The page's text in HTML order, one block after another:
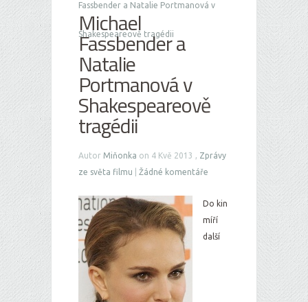
Fassbender a Natalie Portmanová v
Shakespeareově tragédii
Michael
Fassbender a
Natalie
Portmanová v
Shakespeareově
tragédii
Autor Miňonka on 4 Kvě 2013 , Zprávy
ze světa filmu
Žádné komentáře
Do kin
míří
další